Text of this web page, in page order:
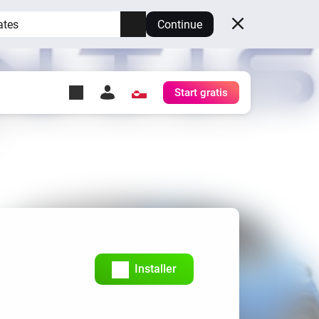
Continue
Kør Homey på din hardware.
Start gratis
Installer